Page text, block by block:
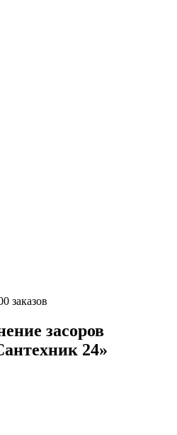
заказов
засоров
24»